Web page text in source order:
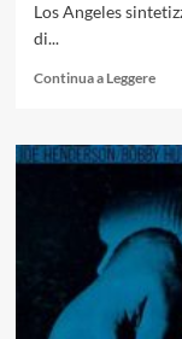
Los Angeles
di...
Continua a LeggereLeggi
su
Uno
dello
con